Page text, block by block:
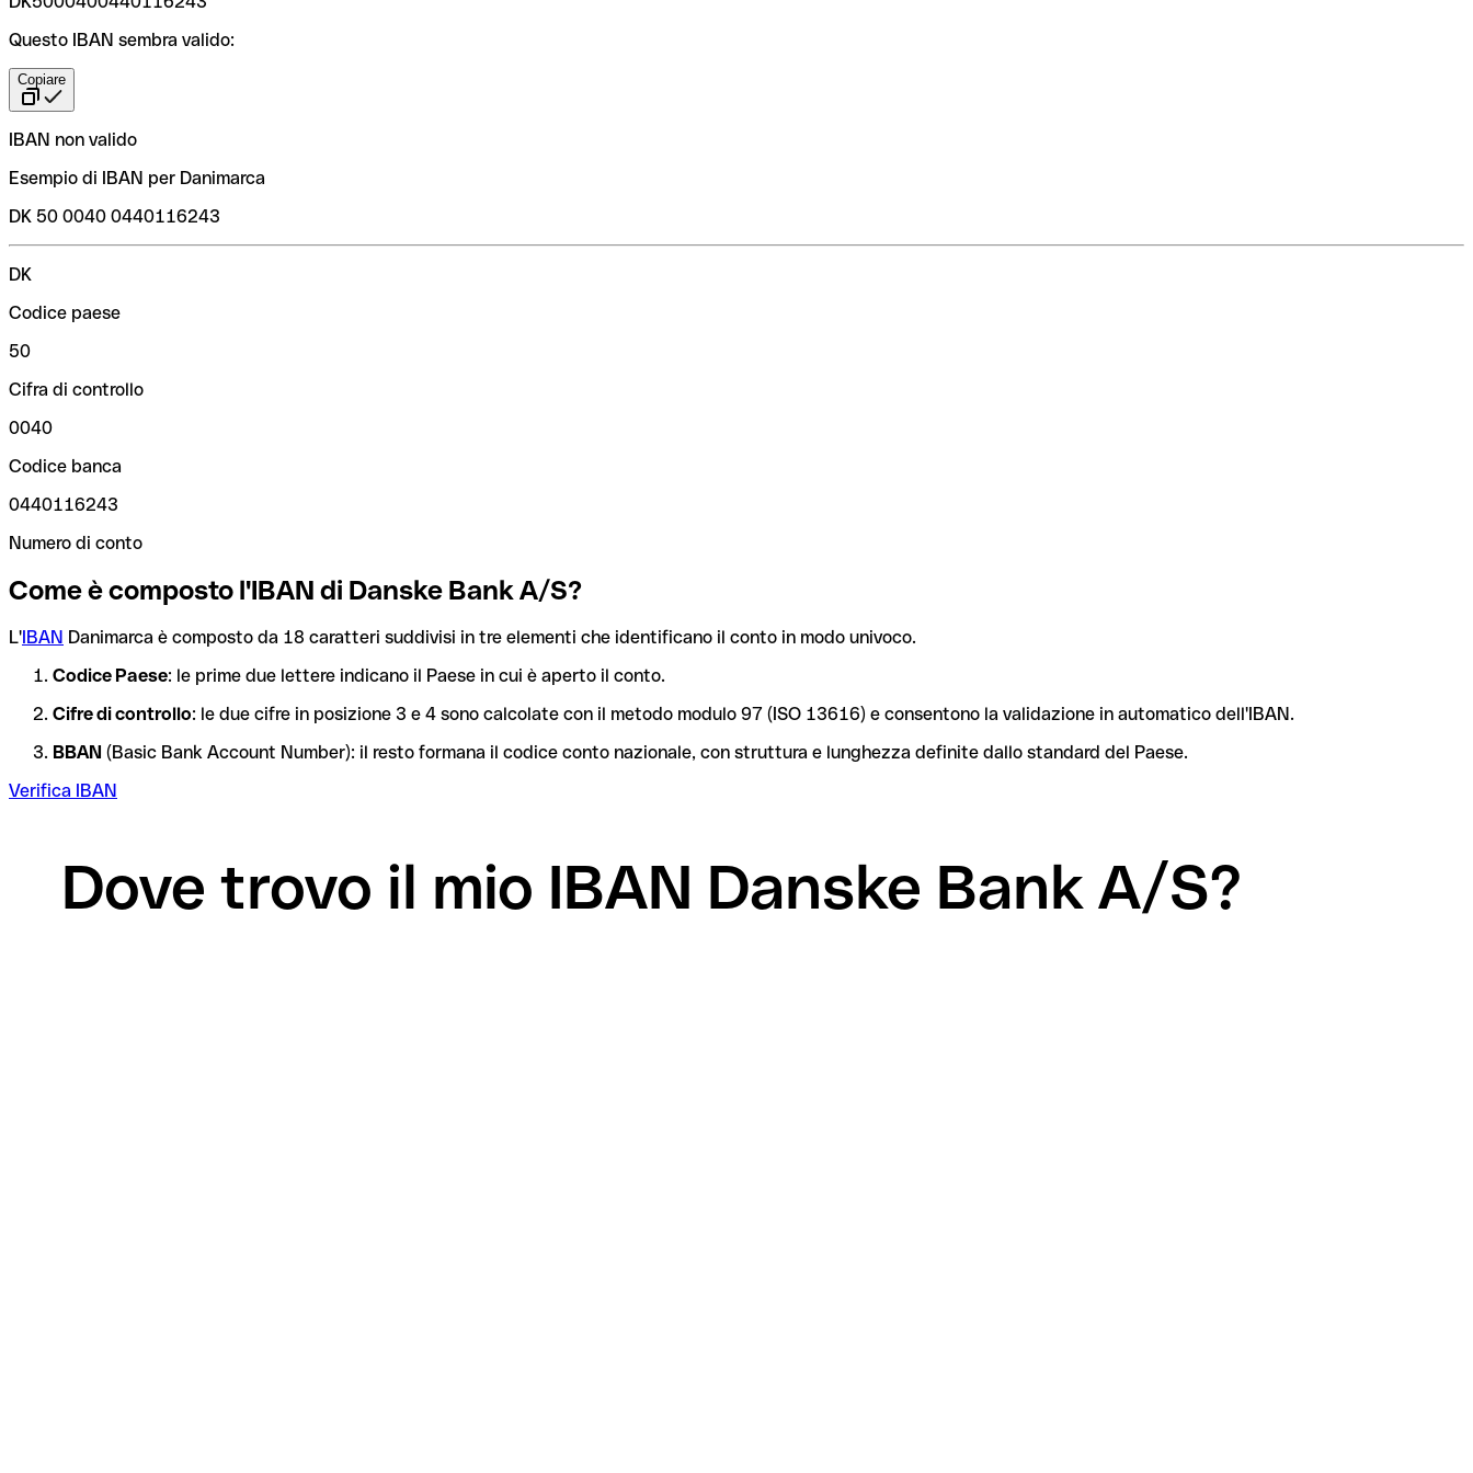
Questo IBAN sembra valido:
Copiare
IBAN non valido
Esempio di IBAN per Danimarca
DK 50 0040 0440116243
DK
Codice paese
50
Cifra di controllo
0040
Codice banca
0440116243
Numero di conto
Come è composto l'IBAN di Danske Bank A/S?
L'IBAN Danimarca è composto da 18 caratteri suddivisi in tre elementi che identificano il conto in modo univoco.
Codice Paese: le prime due lettere indicano il Paese in cui è aperto il conto.
Cifre di controllo: le due cifre in posizione 3 e 4 sono calcolate con il metodo modulo 97 (ISO 13616) e consentono la validazione in automatico dell'IBAN.
BBAN (Basic Bank Account Number): il resto formana il codice conto nazionale, con struttura e lunghezza definite dallo standard del Paese.
Verifica IBAN
Dove trovo il mio IBAN Danske Bank A/S?